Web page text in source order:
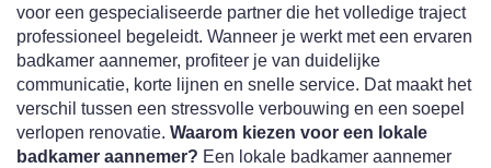
voor een gespecialiseerde partner die het volledige traject
professioneel begeleidt. Wanneer je werkt met een ervaren
badkamer aannemer, profiteer je van duidelijke
communicatie, korte lijnen en snelle service. Dat maakt het
verschil tussen een stressvolle verbouwing en een soepel
verlopen renovatie. Waarom kiezen voor een lokale
badkamer aannemer?